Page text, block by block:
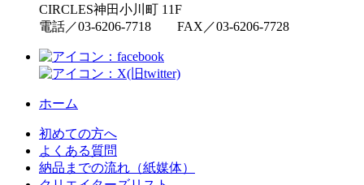
CIRCLES神田小川町 11F
電話／03-6206-7718 FAX／03-6206-7728
ホーム
初めての方へ
よくある質問
納品までの流れ（紙媒体）